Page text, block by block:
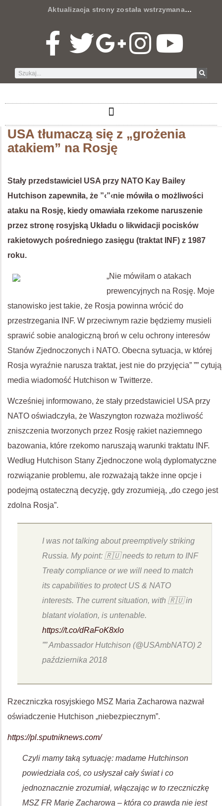
Aktualizacja strony została wstrzymana…
USA tłumaczą się z „grożenia
atakiem” na Rosję
Stały przedstawiciel USA przy NATO Kay Bailey
Hutchison zapewniła, że ”‹”‹nie mówiła o możliwości
ataku na Rosję, kiedy omawiała rzekome naruszenie
przez stronę rosyjską Układu o likwidacji pocisków
rakietowych pośredniego zasięgu (traktat INF) z 1987
roku.
„Nie mówiłam o atakach
prewencyjnych na Rosję. Moje
stanowisko jest takie, że Rosja powinna wrócić do
przestrzegania INF. W przeciwnym razie będziemy musieli
sprawić sobie analogiczną broń w celu ochrony interesów
Stanów Zjednoczonych i NATO. Obecna sytuacja, w której
Rosja wyraźnie narusza traktat, jest nie do przyjęcia” ”” cytują
media wiadomość Hutchison w Twitterze.
Wcześniej informowano, że stały przedstawiciel USA przy
NATO oświadczyła, że Waszyngton rozważa możliwość
zniszczenia tworzonych przez Rosję rakiet naziemnego
bazowania, które rzekomo naruszają warunki traktatu INF.
Według Hutchison Stany Zjednoczone wolą dyplomatyczne
rozwiązanie problemu, ale rozważają także inne opcje i
podejmą ostateczną decyzję, gdy zrozumieją, „do czego jest
zdolna Rosja”.
I was not talking about preemptively striking
Russia. My point: 🇷🇺 needs to return to INF
Treaty compliance or we will need to match
its capabilities to protect US & NATO
interests. The current situation, with 🇷🇺 in
blatant violation, is untenable.
https://t.co/dRaFoK8xlo
”” Ambassador Hutchison (@USAmbNATO) 2
października 2018
Rzeczniczka rosyjskiego MSZ Maria Zacharowa nazwał
oświadczenie Hutchison „niebezpiecznym”.
https://pl.sputniknews.com/
Czyli mamy taką sytuację: madame Hutchinson
powiedziała coś, co usłyszał cały świat i co
jednoznacznie zrozumiał, włączając w to rzeczniczkę
MSZ FR Marię Zacharową – która co prawda nie jest